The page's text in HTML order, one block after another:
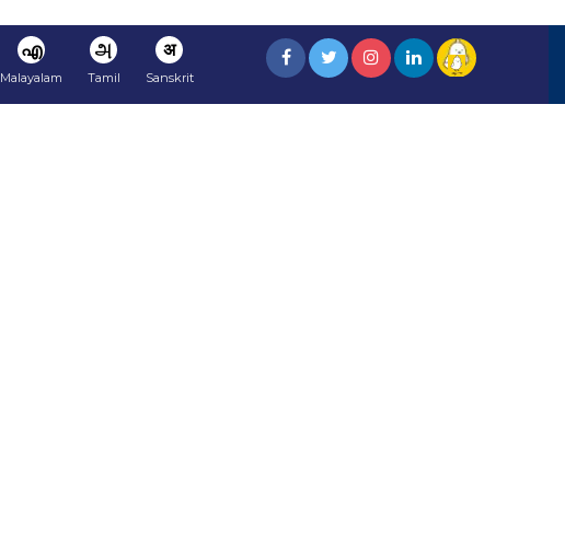
എ
Malayalam
அ
Tamil
अ
Sanskrit